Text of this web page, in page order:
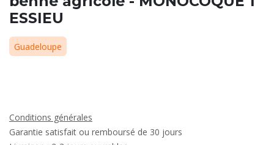
ESSIEU
Guadeloupe
Conditions générales
Garantie satisfait ou remboursé de 30 jours